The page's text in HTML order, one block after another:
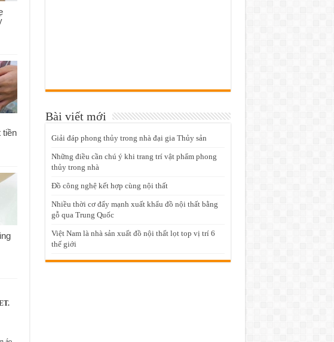
tiền
Bài viết mới
Giải đáp phong thủy trong nhà đại gia Thủy sản
Những điều cần chú ý khi trang trí vật phẩm phong
thủy trong nhà
Đồ công nghệ kết hợp cùng nội thất
Nhiều thời cơ đẩy mạnh xuất khẩu đồ nội thất bằng
gỗ qua Trung Quốc
Việt Nam là nhà sản xuất đồ nội thất lọt top vị trí 6
thế giới